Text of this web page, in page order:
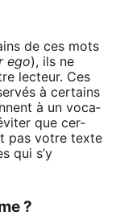
de ces mots
ego), ils ne
lec­teur. Ces
à cer­tains
à un voca­
que cer­
pas votre texte
qui s’y
?